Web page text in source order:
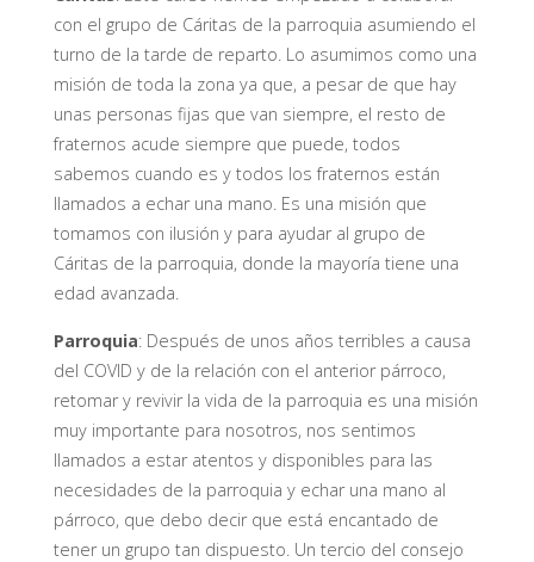
con el grupo de Cáritas de la parroquia asumiendo el
turno de la tarde de reparto. Lo asumimos como una
misión de toda la zona ya que, a pesar de que hay
unas personas fijas que van siempre, el resto de
fraternos acude siempre que puede, todos
sabemos cuando es y todos los fraternos están
llamados a echar una mano. Es una misión que
tomamos con ilusión y para ayudar al grupo de
Cáritas de la parroquia, donde la mayoría tiene una
edad avanzada.
Parroquia: Después de unos años terribles a causa
del COVID y de la relación con el anterior párroco,
retomar y revivir la vida de la parroquia es una misión
muy importante para nosotros, nos sentimos
llamados a estar atentos y disponibles para las
necesidades de la parroquia y echar una mano al
párroco, que debo decir que está encantado de
tener un grupo tan dispuesto. Un tercio del consejo